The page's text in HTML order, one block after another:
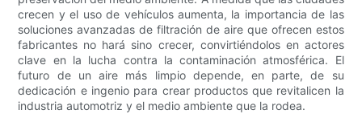
crecen y el uso de vehículos aumenta, la importancia de las
soluciones avanzadas de filtración de aire que ofrecen estos
fabricantes no hará sino crecer, convirtiéndolos en actores
clave en la lucha contra la contaminación atmosférica. El
futuro de un aire más limpio depende, en parte, de su
dedicación e ingenio para crear productos que revitalicen la
industria automotriz y el medio ambiente que la rodea.